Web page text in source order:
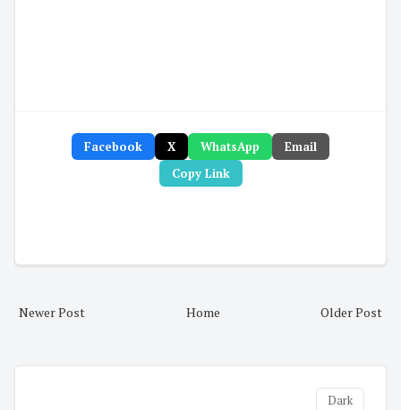
Facebook X WhatsApp
Email
Copy Link
Newer Post Older Post
Home
Dark